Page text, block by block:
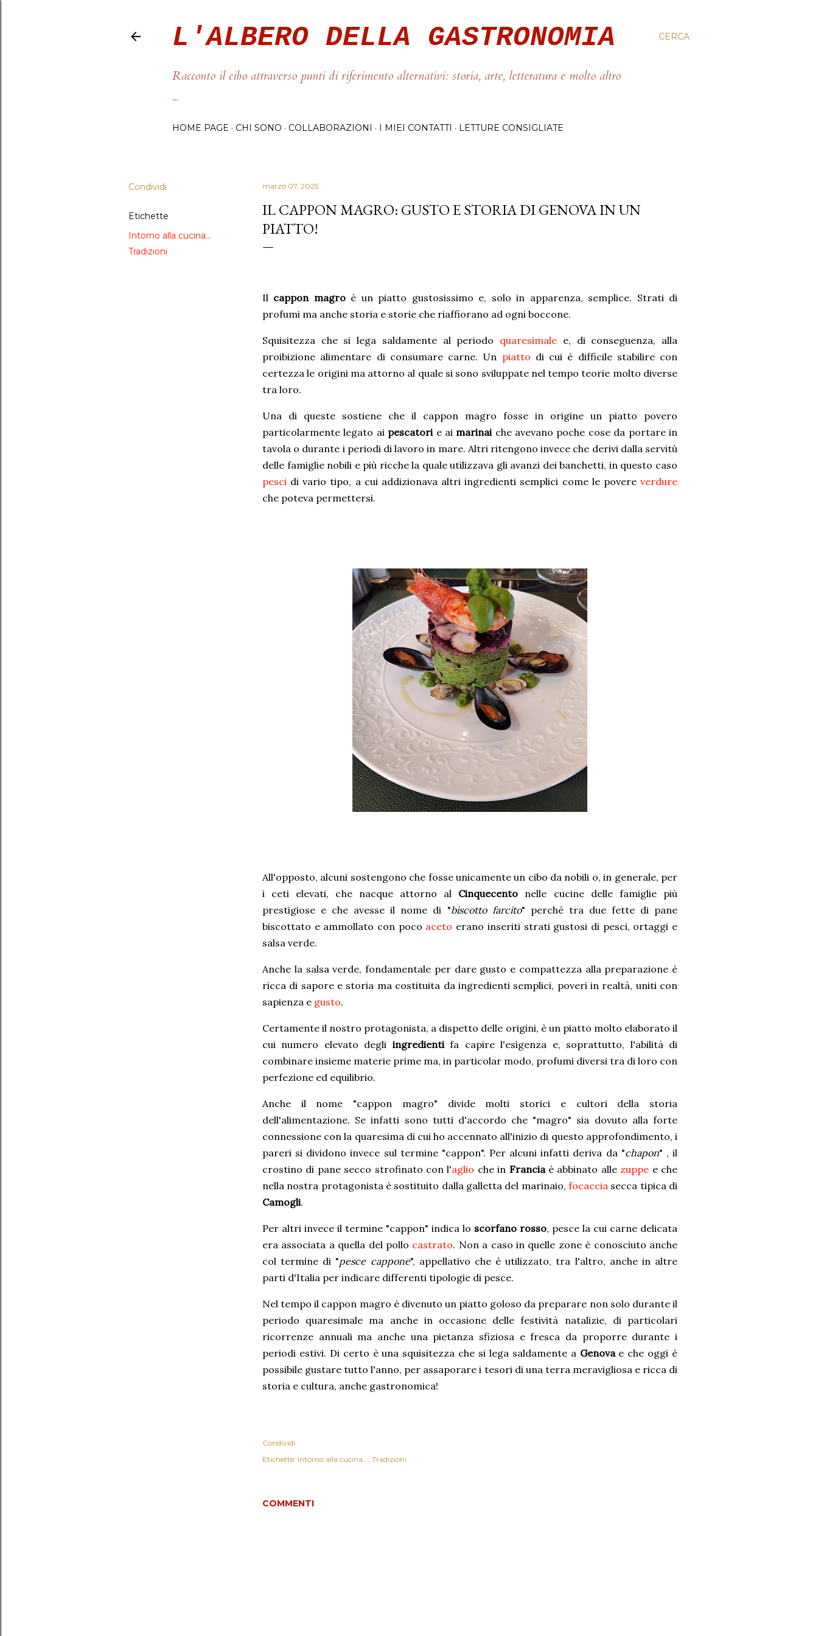
CERCA
L'ALBERO DELLA GASTRONOMIA
Racconto il cibo attraverso punti di riferimento alternativi: storia, arte, letteratura e molto altro
...
HOME PAGE CHI SONO COLLABORAZIONI I MIEI CONTATTI LETTURE CONSIGLIATE
Condividi
Etichette
Intorno alla cucina...
Tradizioni
marzo 07, 2025
IL CAPPON MAGRO: GUSTO E STORIA DI GENOVA IN UN
PIATTO!
Il cappon magroè un piatto gustosissimo e, solo in apparenza, semplice. Strati di
profumi ma anche storia e storie che riaffiorano ad ogni boccone.
Squisitezza che si lega saldamente al periodo quaresimale e, di conseguenza, alla
proibizione alimentare di consumare carne. Un piatto di cui è difficile stabilire con
certezza le origini ma attorno al quale si sono sviluppate nel tempo teorie molto diverse
tra loro.
Una di queste sostiene che il cappon magro fosse in origine un piatto povero
particolarmente legato ai pescatorie ai marinaiche avevano poche cose da portare in
tavola o durante i periodi di lavoro in mare. Altri ritengono invece che derivi dalla servitù
delle famiglie nobili e più ricche la quale utilizzava gli avanzi dei banchetti, in questo caso
pesci di vario tipo, a cui addizionava altri ingredienti semplici come le povere verdure
che poteva permettersi.
All'opposto, alcuni sostengono che fosse unicamente un cibo da nobili o, in generale, per
i ceti elevati, che nacque attorno al Cinquecento nelle cucine delle famiglie più
prestigiose e che avesse il nome di "biscotto farcito" perché tra due fette di pane
biscottato e ammollato con poco aceto erano inseriti strati gustosi di pesci, ortaggi e
salsa verde.
Anche la salsa verde, fondamentale per dare gusto e compattezza alla preparazione è
ricca di sapore e storia ma costituita da ingredienti semplici, poveri in realtà, uniti con
sapienza e gusto.
Certamente il nostro protagonista, a dispetto delle origini, è un piatto molto elaborato il
cui numero elevato degli ingredientifa capire l'esigenza e, soprattutto, l'abilità di
combinare insieme materie prime ma, in particolar modo, profumi diversi tra di loro con
perfezione ed equilibrio.
Anche il nome "cappon magro" divide molti storici e cultori della storia
dell'alimentazione. Se infatti sono tutti d'accordo che "magro" sia dovuto alla forte
connessione con la quaresima di cui ho accennato all'inizio di questo approfondimento, i
pareri si dividono invece sul termine "cappon". Per alcuni infatti deriva da "chapon" , il
crostino di pane secco strofinato con l'aglio che in Franciaè abbinato alle zuppe e che
nella nostra protagonista è sostituito dalla galletta del marinaio, focaccia secca tipica di
Camogli.
Per altri invece il termine "cappon" indica lo scorfano rosso, pesce la cui carne delicata
era associata a quella del pollo castrato. Non a caso in quelle zone è conosciuto anche
col termine di "pesce cappone", appellativo che è utilizzato, tra l'altro, anche in altre
parti d'Italia per indicare differenti tipologie di pesce.
Nel tempo il cappon magro è divenuto un piatto goloso da preparare non solo durante il
periodo quaresimale ma anche in occasione delle festività natalizie, di particolari
ricorrenze annuali ma anche una pietanza sfiziosa e fresca da proporre durante i
periodi estivi. Di certo è una squisitezza che si lega saldamente a Genovae che oggi è
possibile gustare tutto l'anno, per assaporare i tesori di una terra meravigliosa e ricca di
storia e cultura, anche gastronomica!
Condividi
Etichette: Intorno alla cucina... Tradizioni
COMMENTI